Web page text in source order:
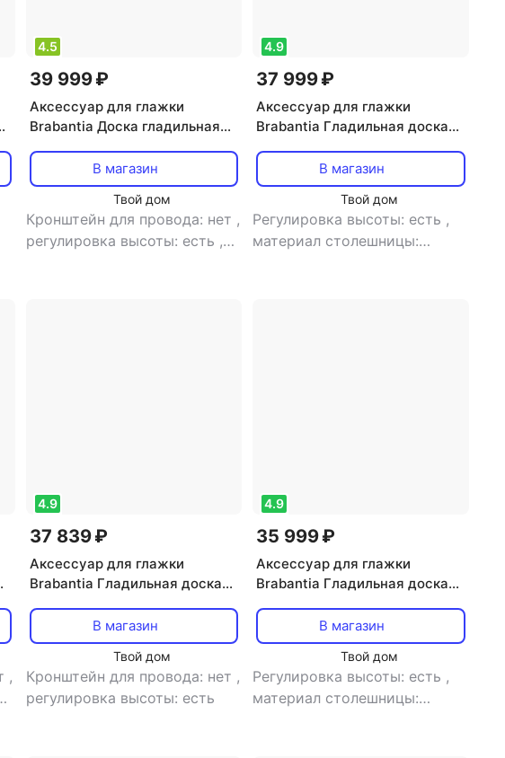
4.5
39 999 ₽
Аксессуар для глажки
Brabantia Доска гладильная
В магазин
Твой дом
Кронштейн для провода: нет ,
регулировка высоты: есть ,
4.9
37 999 ₽
Аксессуар для глажки
Brabantia Гладильная доска
В магазин
Твой дом
Регулировка высоты: есть ,
материал столешницы:
,
4.9
37 839 ₽
Аксессуар для глажки
Brabantia Гладильная доска
В магазин
Твой дом
Кронштейн для провода: нет ,
регулировка высоты: есть
4.9
35 999 ₽
Аксессуар для глажки
Brabantia Гладильная доска
В магазин
Твой дом
Регулировка высоты: есть ,
материал столешницы: